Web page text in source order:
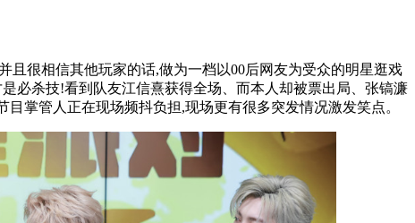
且很相信其他玩家的话,做为一档以00后网友为受众的明星逛戏
必杀技!看到队友江信熹获得全场、而本人却被票出局、张镐濂
掌管人正在现场频抖负担,现场更有很多突发情况激发笑点。